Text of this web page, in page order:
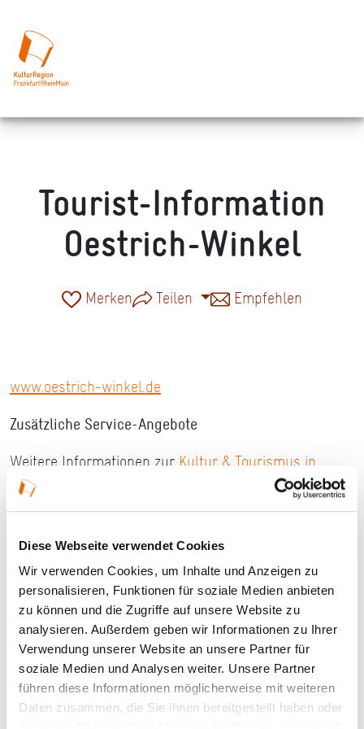
Diese Webseite verwendet Cookies
Wir verwenden Cookies, um Inhalte und Anzeigen zu
personalisieren, Funktionen für soziale Medien anbieten
zu können und die Zugriffe auf unsere Website zu
analysieren. Außerdem geben wir Informationen zu Ihrer
Verwendung unserer Website an unsere Partner für
soziale Medien und Analysen weiter. Unsere Partner
führen diese Informationen möglicherweise mit weiteren
Daten zusammen, die Sie ihnen bereitgestellt haben oder
Tourist-Information
Oestrich-Winkel
Merken Teilen Empfehlen
www.oestrich-winkel.de
Zusätzliche Service-Angebote
Weitere Informationen zur Kultur & Tourismus in
Oestrich-Winkel
Ort und Anfahrt
Hauptstraße 87
65375 Oestrich-Winkel